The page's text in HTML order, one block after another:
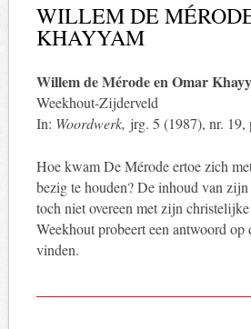
WILLEM DE
KHAYYAM
Willem de Mérode en Omar
Weekhout-Zijderveld
In: Woordwerk, jrg. 5 (1987), nr. 19,
Hoe kwam De Mérode ertoe zich
bezig te houden? De inhoud van
toch niet overeen met zijn
Weekhout probeert een antwoord op
vinden.